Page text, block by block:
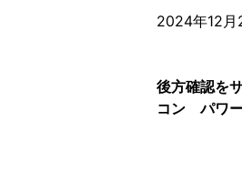
2024年12月
後方確認を
コン パワ